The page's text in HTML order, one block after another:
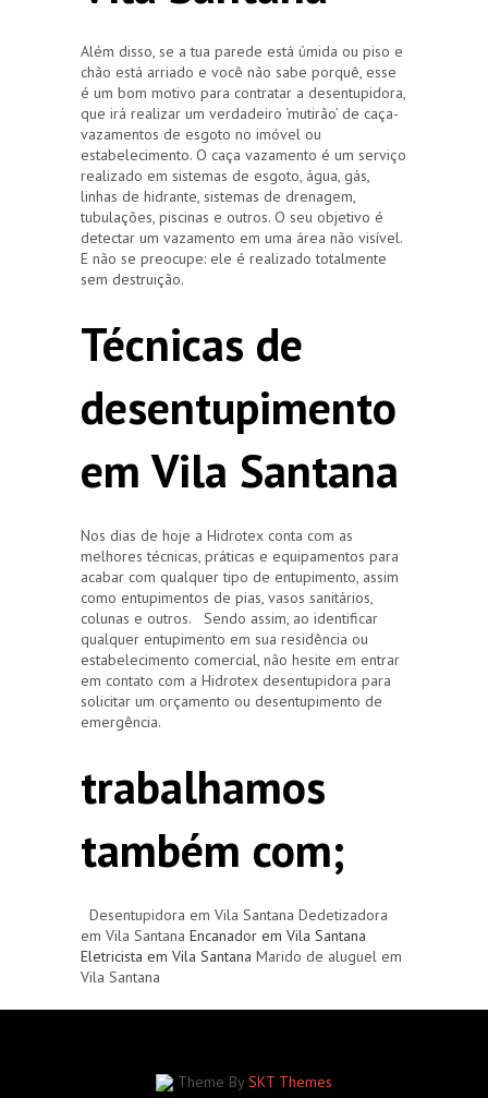
Além disso, se a tua parede está úmida ou piso e
chão está arriado e você não sabe porquê, esse
é um bom motivo para contratar a desentupidora,
que irá realizar um verdadeiro ‘mutirão’ de caça-
vazamentos de esgoto no imóvel ou
estabelecimento. O caça vazamento é um serviço
realizado em sistemas de esgoto, água, gás,
linhas de hidrante, sistemas de drenagem,
tubulações, piscinas e outros. O seu objetivo é
detectar um vazamento em uma área não visível.
E não se preocupe: ele é realizado totalmente
sem destruição.
Técnicas de
desentupimento
em Vila Santana
Nos dias de hoje a Hidrotex conta com as
melhores técnicas, práticas e equipamentos para
acabar com qualquer tipo de entupimento, assim
como entupimentos de pias, vasos sanitários,
colunas e outros. Sendo assim, ao identificar
qualquer entupimento em sua residência ou
estabelecimento comercial, não hesite em entrar
em contato com a Hidrotex desentupidora para
solicitar um orçamento ou desentupimento de
emergência.
trabalhamos
também com;
Desentupidora em Vila Santana Dedetizadora
em Vila Santana Encanador em Vila Santana
Eletricista em Vila Santana Marido de aluguel em
Vila Santana
Theme By SKT Themes